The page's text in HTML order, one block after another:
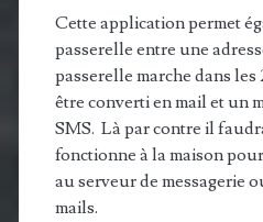
Cette application permet
passerelle entre une
passerelle marche dans
être converti en mail et un
SMS. Là par contre il
fonctionne à la maison
au serveur de messagerie
mails.